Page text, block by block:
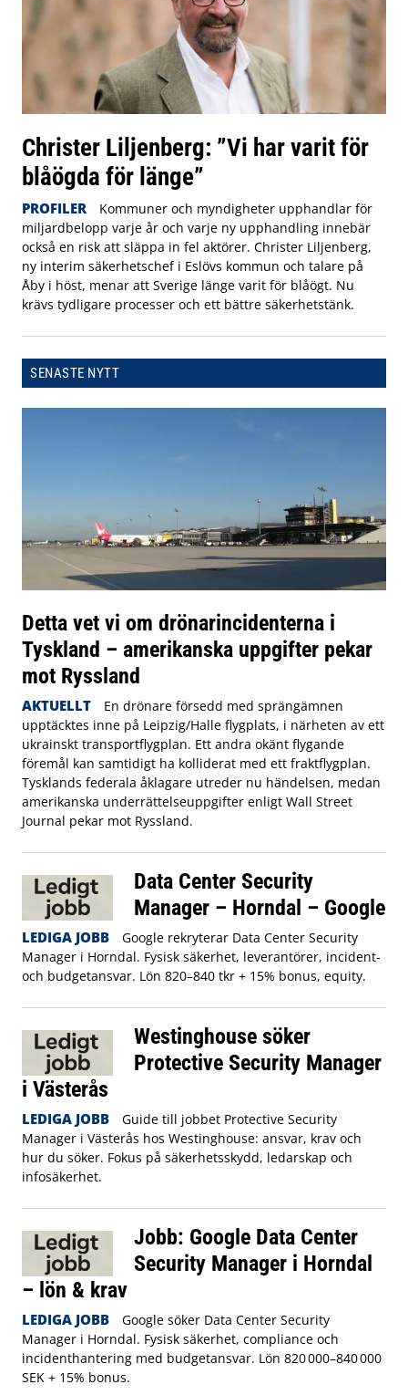
Christer Liljenberg: ”Vi har varit för
blåögda för länge”
PROFILER
Kommuner och myndigheter upphandlar för
miljardbelopp varje år och varje ny upphandling innebär
också en risk att släppa in fel aktörer. Christer Liljenberg,
ny interim säkerhetschef i Eslövs kommun och talare på
Åby i höst, menar att Sverige länge varit för blåögt. Nu
krävs tydligare processer och ett bättre säkerhetstänk.
SENASTE NYTT
Detta vet vi om drönarincidenterna i
Tyskland – amerikanska uppgifter pekar
mot Ryssland
AKTUELLT
En drönare försedd med sprängämnen
upptäcktes inne på Leipzig/Halle flygplats, i närheten av ett
ukrainskt transportflygplan. Ett andra okänt flygande
föremål kan samtidigt ha kolliderat med ett fraktflygplan.
Tysklands federala åklagare utreder nu händelsen, medan
amerikanska underrättelseuppgifter enligt Wall Street
Journal pekar mot Ryssland.
Data Center Security
Manager – Horndal – Google
LEDIGA JOBB
Google rekryterar Data Center Security
Manager i Horndal. Fysisk säkerhet, leverantörer, incident-
och budgetansvar. Lön 820–840 tkr + 15% bonus, equity.
Westinghouse söker
Protective Security Manager
i Västerås
LEDIGA JOBB
Guide till jobbet Protective Security
Manager i Västerås hos Westinghouse: ansvar, krav och
hur du söker. Fokus på säkerhetsskydd, ledarskap och
infosäkerhet.
Jobb: Google Data Center
Security Manager i Horndal
– lön & krav
LEDIGA JOBB
Google söker Data Center Security
Manager i Horndal. Fysisk säkerhet, compliance och
incidenthantering med budgetansvar. Lön 820 000–840 000
SEK + 15% bonus.